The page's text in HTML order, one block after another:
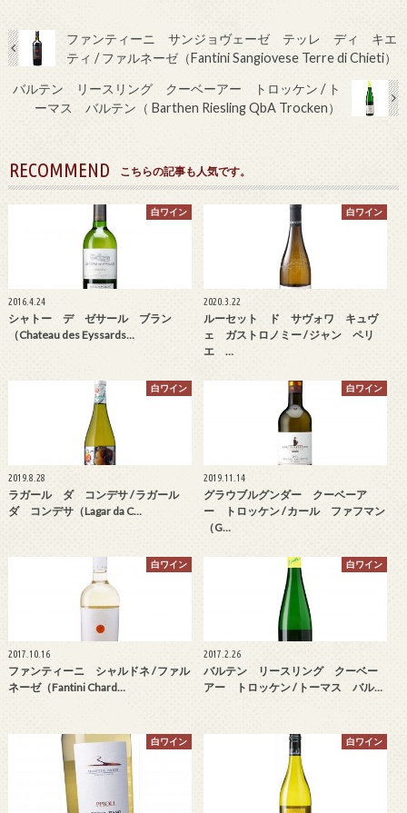
ファンティーニ サンジョヴェーゼ テッレ ディ キエ
ティ / ファルネーゼ（Fantini Sangiovese Terre di Chieti）
バルテン リースリング クーベーアー トロッケン / ト
ーマス バルテン（ Barthen Riesling QbA Trocken）
RECOMMEND こちらの記事も人気です。
白ワイン
2016.4.24
シャトー デ ゼサール ブラン
（Chateau des Eyssards…
白ワイン
2020.3.22
ルーセット ド サヴォワ キュヴ
ェ ガストロノミー / ジャン ペリ
エ …
白ワイン
2019.8.28
ラガール ダ コンデサ / ラガール
ダ コンデサ（Lagar da C…
白ワイン
2019.11.14
グラウブルグンダー クーベーア
ー トロッケン / カール ファフマン
（G…
白ワイン
2017.10.16
ファンティーニ シャルドネ / ファル
ネーゼ（Fantini Chard…
白ワイン
2017.2.26
バルテン リースリング クーベー
アー トロッケン / トーマス バル…
白ワイン 白ワイン